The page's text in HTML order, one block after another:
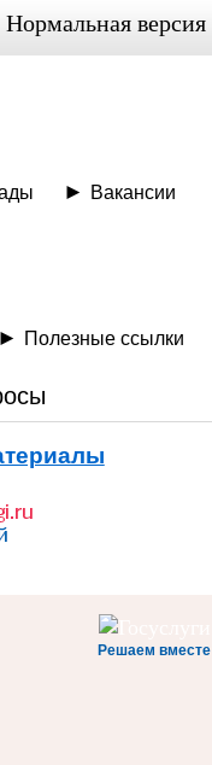
Нормальная версия
Вакансии
Полезные ссылки
Решаем вместе